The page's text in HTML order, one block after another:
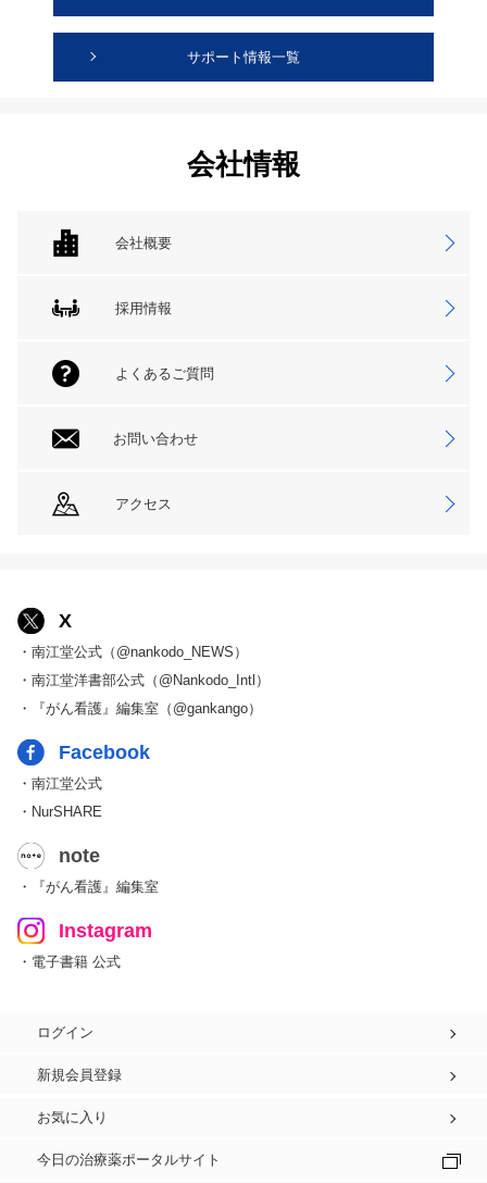
サポート情報一覧
会社情報
会社概要
採用情報
よくあるご質問
お問い合わせ
アクセス
X
・南江堂公式（@nankodo_NEWS）
・南江堂洋書部公式（@Nankodo_Intl）
・『がん看護』編集室（@gankango）
Facebook
・南江堂公式
・NurSHARE
note
・『がん看護』編集室
Instagram
・電子書籍 公式
ログイン
新規会員登録
お気に入り
今日の治療薬ポータルサイト